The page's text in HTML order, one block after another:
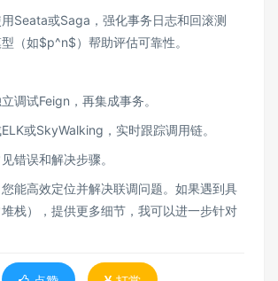
Seata或Saga，强化事务日志和回滚测
（如$p^n$）帮助评估可靠性。
调试Feign，再集成事务。
或SkyWalking，实时跟踪调用链。
错误和解决步骤。
能高效定位并解决联调问题。如果遇到具
栈），提供更多细节，我可以进一步针对